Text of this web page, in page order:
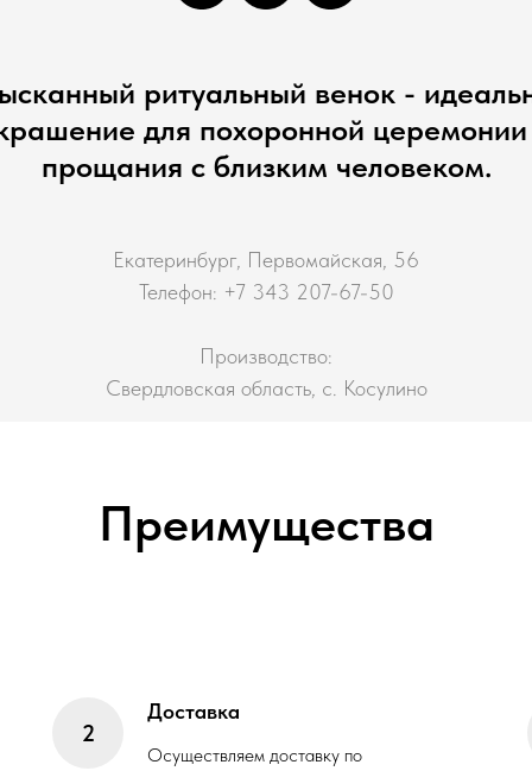
ритуальный венок -
для похоронной
прощания с близким человеком.
Екатеринбург, Первомайская, 56
Телефон: +7 343 207-67-50
Производство:
Свердловская область, с. Косулино
Преимущества
Доставка
Осуществляем доставку по